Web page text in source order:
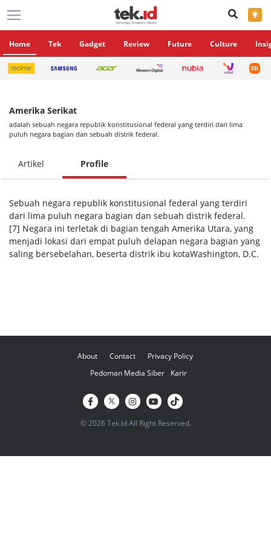
×
Home Tek Gadget Review Future Culture
Amerika Serikat
adalah sebuah negara republik konstitusional federal yang terdiri dari lima
puluh negara bagian dan sebuah distrik federal.
Artikel Profile
Sebuah negara republik konstitusional federal yang terdiri
dari lima puluh negara bagian dan sebuah distrik federal.
[7] Negara ini terletak di bagian tengah Amerika Utara, yang
menjadi lokasi dari empat puluh delapan negara bagian yang
saling bersebelahan, beserta distrik ibu kotaWashington, D.C.
About Contact
Privacy Policy
Pedoman Media Siber
Karir
© 2026 Tek.Id All Right Reserved.